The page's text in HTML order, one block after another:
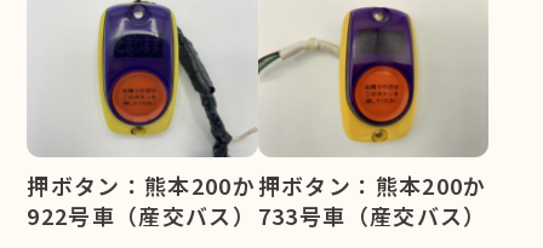
押ボタン：熊本200か
922号車（産交バス）
押ボタン：熊本200か
733号車（産交バス）